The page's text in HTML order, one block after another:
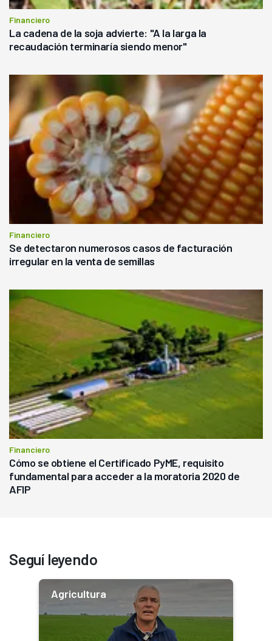
Financiero
La cadena de la soja advierte: "A la larga la
recaudación terminaría siendo menor"
Financiero
Se detectaron numerosos casos de facturación
irregular en la venta de semillas
Financiero
Cómo se obtiene el Certificado PyME, requisito
fundamental para acceder a la moratoria 2020 de
AFIP
Seguí leyendo
Agricultura